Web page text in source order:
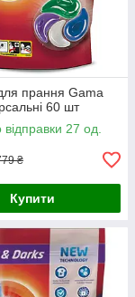
прання Gama
60 шт
27 од.
₴
Купити